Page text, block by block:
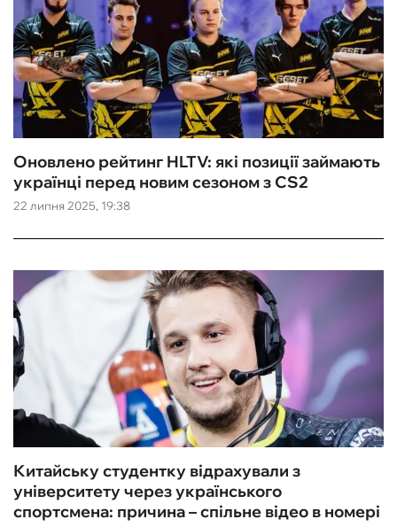
22 липня 2025, 19:38
Оновлено рейтинг HLTV: які позиції займають
українці перед новим сезоном з CS2
Китайську студентку відрахували з
університету через українського
спортсмена: причина – спільне відео в номері